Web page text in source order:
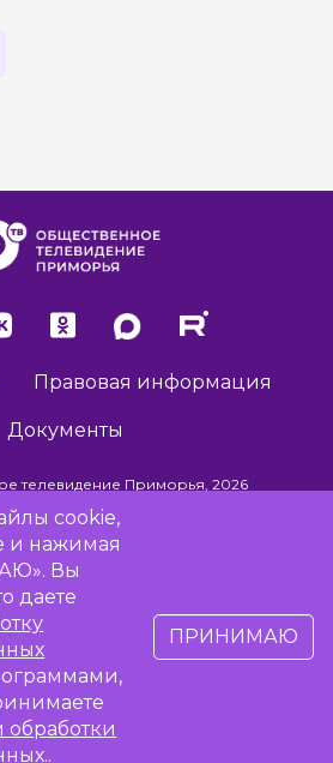
Правовая информация
Документы
телевидение Приморья, 2026
сайта -
отсутствии вещания
cookie,
и нажимая
Вы
даете
обработки
..
ПРИНИМАЮ